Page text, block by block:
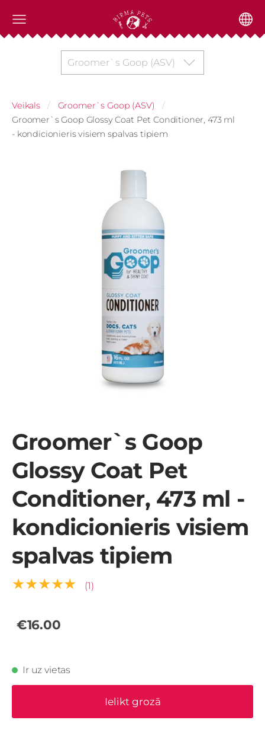
Groomer`s Goop (ASV)
Veikals
Groomer`s Goop (ASV)
Groomer`s Goop Glossy Coat Pet Conditioner, 473 ml
- kondicionieris visiem spalvas tipiem
Groomer`s Goop
Glossy Coat Pet
Conditioner, 473 ml -
kondicionieris visiem
spalvas tipiem
★★★★★ (1)
€16.00
Ir uz vietas
Ielikt grozā